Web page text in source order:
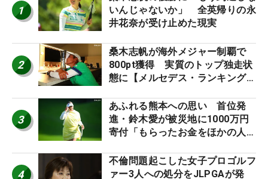
1
いんじゃないか」 全英帰りの永
井花奈が受け止めた現実
2
桑木志帆が海外メジャー制覇で
800pt獲得 実質のトップ独走状
態に【メルセデス・ランキング番
3
あふれる熊本への思い 首位発
進・鈴木愛が被災地に1000万円
寄付「もらったお金をほかの人
4
不倫問題起こした女子プロゴルフ
ァー3人への処分をJLPGAが発